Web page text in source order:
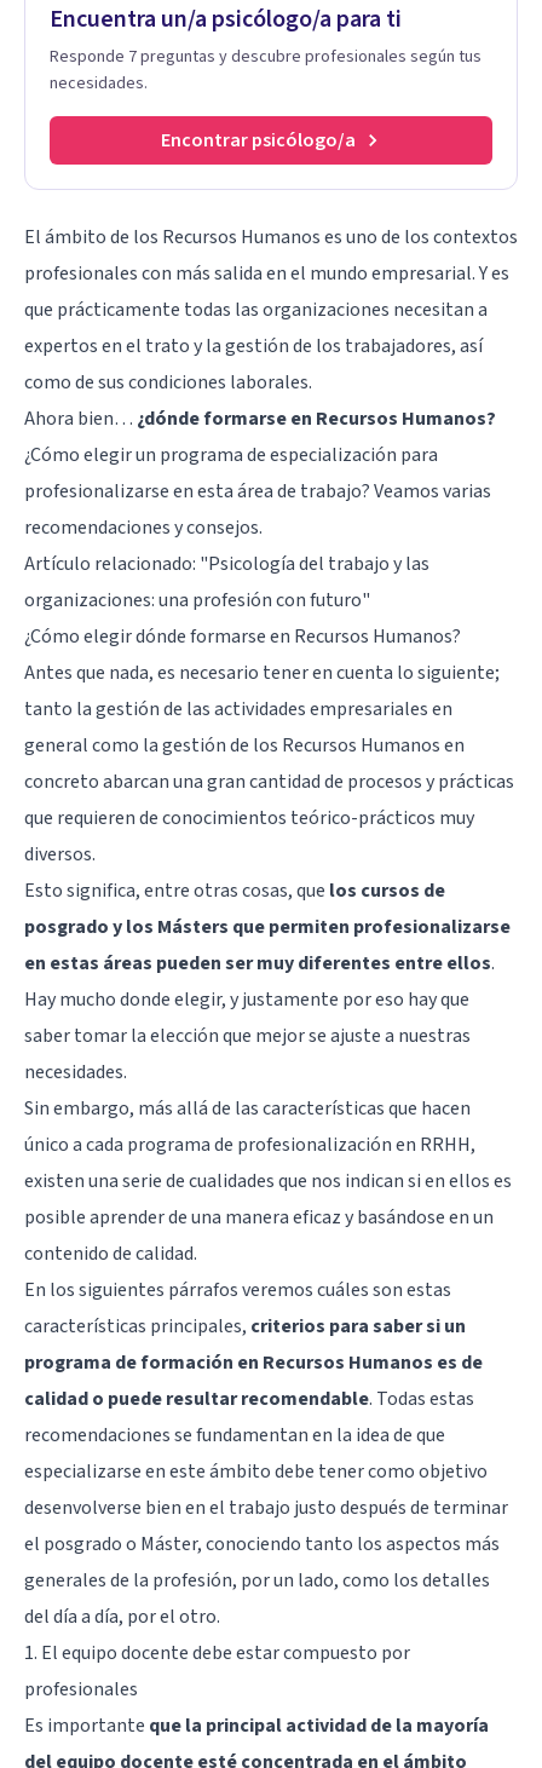
Encuentra un/a psicólogo/a para ti
Responde 7 preguntas y descubre profesionales según tus
necesidades.
Encontrar psicólogo/a
El ámbito de los Recursos Humanos es uno de los contextos
profesionales con más salida en el mundo empresarial. Y es
que prácticamente todas las organizaciones necesitan a
expertos en el trato y la gestión de los trabajadores, así
como de sus condiciones laborales.
Ahora bien… ¿dónde formarse en Recursos Humanos?
¿Cómo elegir un programa de especialización para
profesionalizarse en esta área de trabajo? Veamos varias
recomendaciones y consejos.
Artículo relacionado: "Psicología del trabajo y las
organizaciones: una profesión con futuro"
¿Cómo elegir dónde formarse en Recursos Humanos?
Antes que nada, es necesario tener en cuenta lo siguiente;
tanto la gestión de las actividades empresariales en
general como la gestión de los Recursos Humanos en
concreto abarcan una gran cantidad de procesos y prácticas
que requieren de conocimientos teórico-prácticos muy
diversos.
Esto significa, entre otras cosas, que los cursos de
posgrado y los Másters que permiten profesionalizarse
en estas áreas pueden ser muy diferentes entre ellos.
Hay mucho donde elegir, y justamente por eso hay que
saber tomar la elección que mejor se ajuste a nuestras
necesidades.
Sin embargo, más allá de las características que hacen
único a cada programa de profesionalización en RRHH,
existen una serie de cualidades que nos indican si en ellos es
posible aprender de una manera eficaz y basándose en un
contenido de calidad.
En los siguientes párrafos veremos cuáles son estas
características principales, criterios para saber si un
programa de formación en Recursos Humanos es de
calidad o puede resultar recomendable. Todas estas
recomendaciones se fundamentan en la idea de que
especializarse en este ámbito debe tener como objetivo
desenvolverse bien en el trabajo justo después de terminar
el posgrado o Máster, conociendo tanto los aspectos más
generales de la profesión, por un lado, como los detalles
del día a día, por el otro.
1. El equipo docente debe estar compuesto por
profesionales
Es importante que la principal actividad de la mayoría
del equipo docente esté concentrada en el ámbito